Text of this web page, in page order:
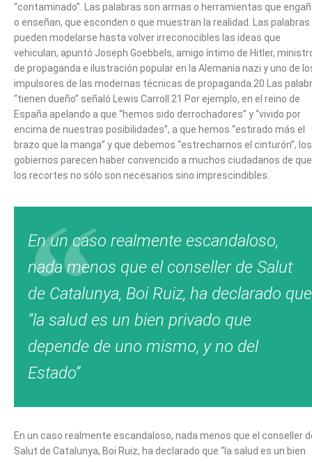
“contaminado”. Las palabras son armas o herramientas que
o enseñan, que esconden o que muestran la realidad. Las palabras
pueden modelarse hasta volver irreconocibles las ideas que
vehiculan, apuntó Joseph Goebbels, amigo íntimo de Hitler,
de propaganda e ilustración popular en la Alemania nazi y uno de
impulsores de las modernas técnicas de propaganda.20 Las
“tienen dueño” señaló Lewis Carroll.21 Por ejemplo, en el reino de
España apelando a que “hemos sido derrochadores” y “vivido por
encima de nuestras posibilidades”, a que hemos “estirado más el
brazo que la manga” y que debemos “estrecharnos el cinturón”, los
gobiernos parecen haber convencido a muchos ciudadanos de que
los recortes no sólo son necesarios sino imprescindibles.
En un caso realmente escandaloso,
nada menos que el conseller de Salut
de Catalunya, Boi Ruiz, ha declarado que
“la salud es un bien privado que
depende de uno mismo, y no del
Estado”
En un caso realmente escandaloso, nada menos que el conseller
Salut de Catalunya, Boi Ruiz, ha declarado que “la salud es un bien